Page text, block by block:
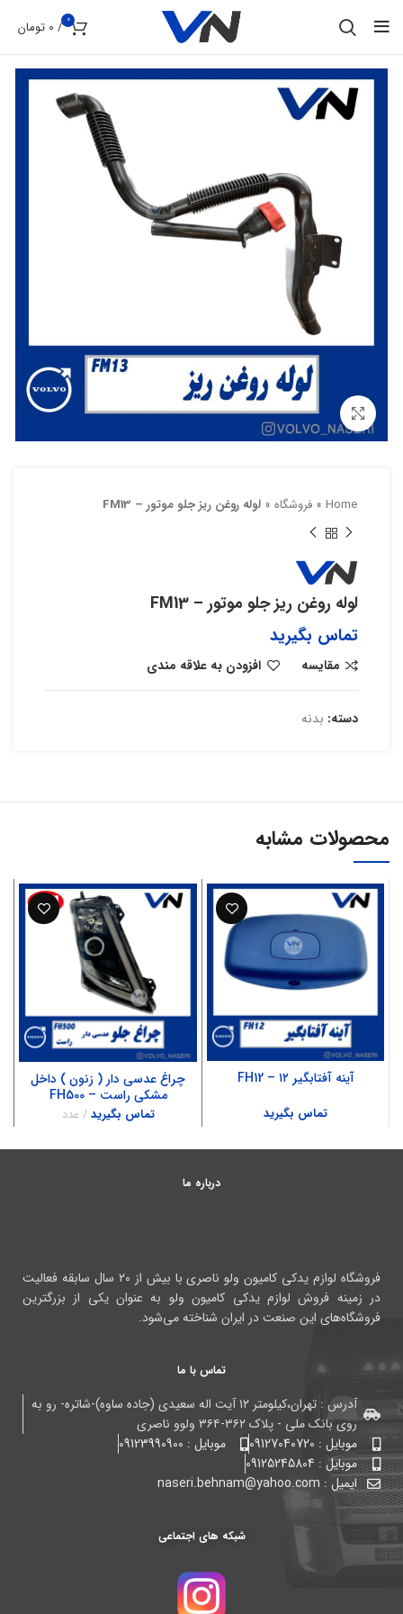
0
/
0 تومان
بزرگنمایی تصویر
Home
» فروشگاه » لوله روغن ریز جلو موتور – FM13
لوله روغن ریز جلو موتور – FM13
تماس بگیرید
مقایسه افزودن به علاقه مندی
دسته: بدنه
محصولات مشابه
آینه آفتابگیر ۱۲ – FH12
تماس بگیرید
چراغ عدسی دار ( زنون ) داخل
مشکی راست – FH500
تماس بگیرید عدد
درباره ما
فروشگاه لوازم یدکی کامیون ولو ناصری با بیش از ۲۰ سال سابقه فعالیت
در زمینه فروش لوازم یدکی کامیون ولو به عنوان یکی از بزرگترین
فروشگاه‌های این صنعت در ایران شناخته می‌شود.
تماس با ما
آدرس : تهران،کیلومتر ۱۲ آیت اله سعیدی (جاده ساوه)-شاتره- رو به
روی بانک ملی - پلاک ۳۶۲-۳۶۴ ولوو ناصری
موبایل : 09127040720
موبایل : 09123990900
موبایل : 09125245804
ایمیل : naseri.behnam@yahoo.com
شبکه های اجتماعی